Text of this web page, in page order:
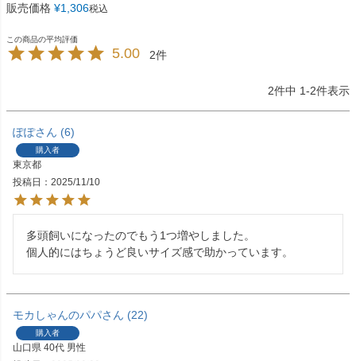
販売価格 ¥1,306税込
5.00 2
2件中 1-2件表示
ぽぽ 6
購入者
東京都
投稿日
2025/11/10
多頭飼いになったのでもう1つ増やしました。
個人的にはちょうど良いサイズ感で助かっています。
モカしゃんのパパ 22
購入者
山口県 40代 男性